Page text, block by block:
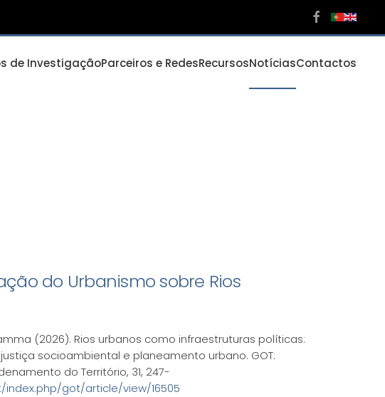
de InvestigaçãoParceiros e RedesRecursosNotíciasContactos
do Urbanismo sobre Rios
(2026). Rios urbanos como infraestruturas políticas:
socioambiental e planeamento urbano. GOT:
do Território, 31, 247-
got/article/view/16505